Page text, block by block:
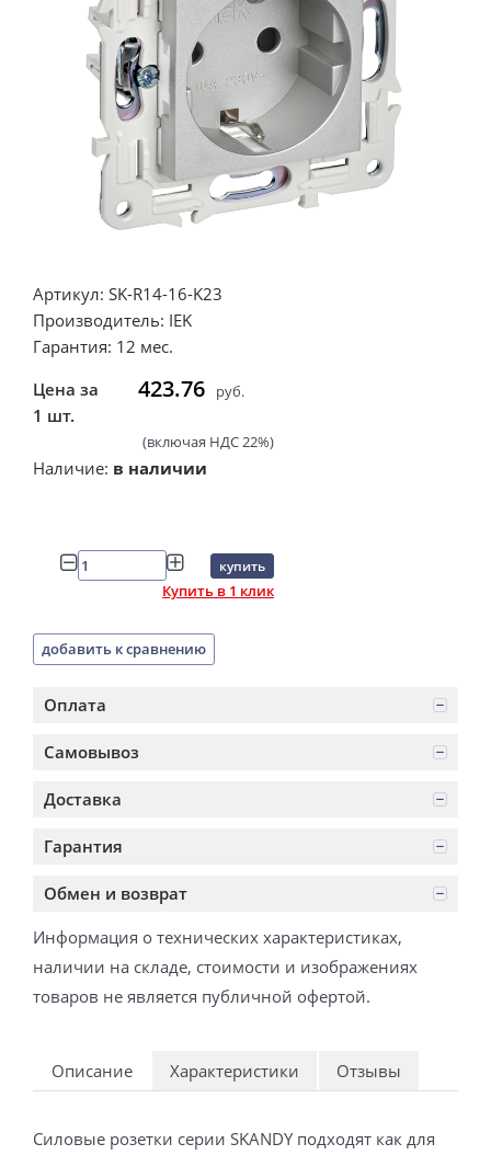
Артикул: SK-R14-16-K23
Производитель: IEK
Гарантия: 12 мес.
Цена за
1 шт.
423.76 руб.
(включая НДС 22%)
Наличие: в наличии
купить
Купить в 1 клик
добавить к сравнению
Оплата
Самовывоз
Доставка
Гарантия
Обмен и возврат
Информация о технических характеристиках,
наличии на складе, стоимости и изображениях
товаров не является публичной офертой.
Описание Характеристики Отзывы
Силовые розетки серии SKANDY подходят как для